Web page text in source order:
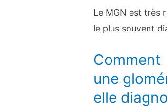
Le MGN est très
le plus souvent
Comment
une
elle